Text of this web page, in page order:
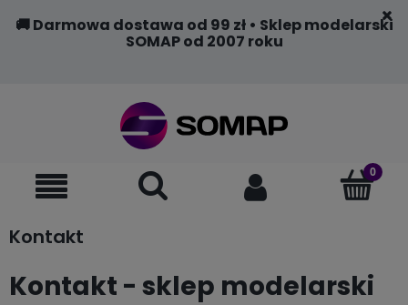
🚚 Darmowa dostawa od 99 zł • Sklep modelarski
SOMAP od 2007 roku
Kontakt
Kontakt - sklep modelarski